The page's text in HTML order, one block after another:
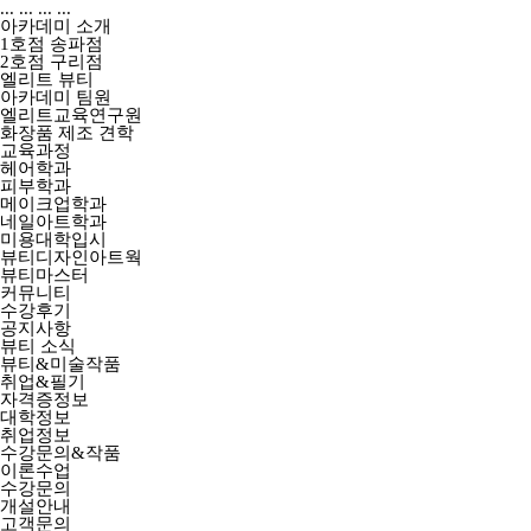
... ... ... ...
아카데미 소개
1호점 송파점
2호점 구리점
엘리트 뷰티
아카데미 팀원
엘리트교육연구원
화장품 제조 견학
교육과정
헤어학과
피부학과
메이크업학과
네일아트학과
미용대학입시
뷰티디자인아트웍
뷰티마스터
커뮤니티
수강후기
공지사항
뷰티 소식
뷰티&미술작품
취업&필기
자격증정보
대학정보
취업정보
수강문의&작품
이론수업
수강문의
개설안내
고객문의